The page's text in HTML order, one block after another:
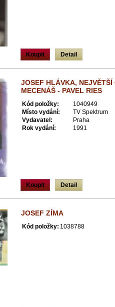
Koupit Detail
JOSEF HLÁVKA, NEJVĚTŠÍ
MECENÁŠ - PAVEL RIES
Kód položky:
1040949
Místo vydání:
TV Spektrum
Vydavatel:
Praha
Rok vydání:
1991
Koupit Detail
JOSEF ZÍMA
Kód položky: 1038788